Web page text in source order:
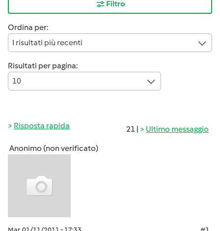
Filtro
Ordina per:
I risultati più recenti
Risultati per pagina:
10
21 | Ultimo messaggio
Risposta rapida
Anonimo (non verificato)